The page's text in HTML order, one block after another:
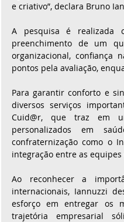
e criativo”, declara Bruno
A pesquisa é realizada
preenchimento de um
organizacional, confiança
Para garantir conforto e
diversos serviços
Cuid@r, que traz em
personalizados em
confraternização como o
integração entre as
Ao reconhecer a
internacionais, Iannuzzi
esforço em entregar os
trajetória empresarial